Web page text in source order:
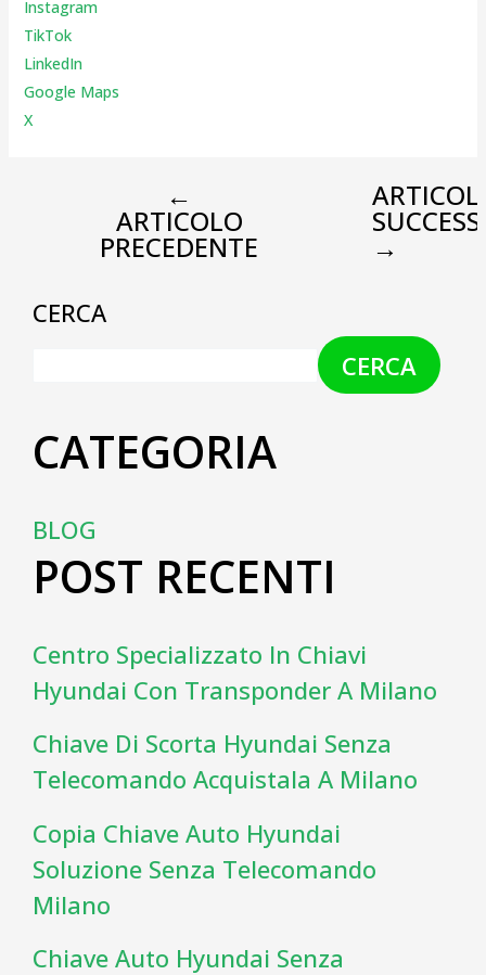
Instagram
TikTok
LinkedIn
Google Maps
X
←
ARTICOLO
PRECEDENTE →
CERCA
CERCA
CATEGORIA
BLOG
POST RECENTI
Centro Specializzato In Chiavi
Hyundai Con Transponder A Milano
Chiave Di Scorta Hyundai Senza
Telecomando Acquistala A Milano
Copia Chiave Auto Hyundai
Soluzione Senza Telecomando
Milano
Chiave Auto Hyundai Senza